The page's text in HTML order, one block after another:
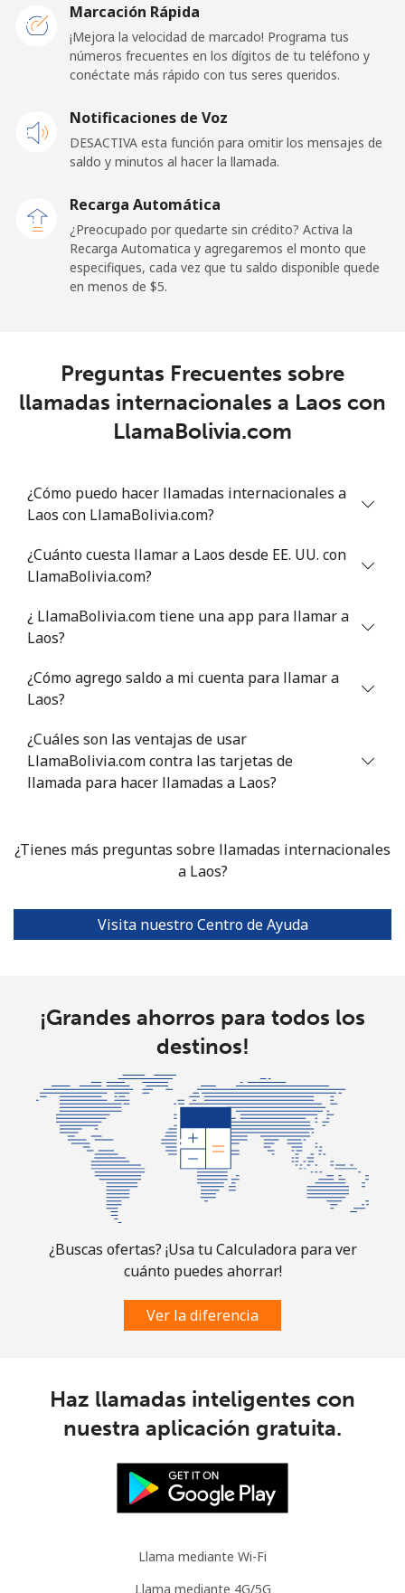
Línea fija ⁦69.9¢⁩ 14 min por ⁦$10⁩
⁦48.5¢⁩ 20 min por ⁦$10⁩
Celular ⁦39.9¢⁩ 25 min por ⁦$10⁩
Liechtenstein
Celular ⁦13.9¢⁩ 71 min por ⁦$10⁩
Lithuania
Celular ⁦5.9¢⁩ 169 min por ⁦$10⁩ ⁦6¢⁩
Luxembourg
Celular
Marcación Rápida
¡Mejora la velocidad de marcado! Programa tus
números frecuentes en los dígitos de tu teléfono y
conéctate más rápido con tus seres queridos.
Notificaciones de Voz
DESACTIVA esta función para omitir los mensajes de
saldo y minutos al hacer la llamada.
Recarga Automática
¿Preocupado por quedarte sin crédito? Activa la
Recarga Automatica y agregaremos el monto que
especifiques, cada vez que tu saldo disponible quede
en menos de ⁦$5⁩.
Preguntas Frecuentes sobre
llamadas internacionales a Laos con
LlamaBolivia.com
¿Cómo puedo hacer llamadas internacionales a
Laos con LlamaBolivia.com?
¿Cuánto cuesta llamar a Laos desde EE. UU. con
LlamaBolivia.com?
¿ LlamaBolivia.com tiene una app para llamar a
Laos?
¿Cómo agrego saldo a mi cuenta para llamar a
Laos?
¿Cuáles son las ventajas de usar
LlamaBolivia.com contra las tarjetas de
llamada para hacer llamadas a Laos?
¿Tienes más preguntas sobre llamadas internacionales
a Laos?
Visita nuestro Centro de Ayuda
¡Grandes ahorros para todos los
destinos!
¿Buscas ofertas? ¡Usa tu Calculadora para ver
cuánto puedes ahorrar!
Ver la diferencia
Haz llamadas inteligentes con
nuestra aplicación gratuita.
Llama mediante Wi-Fi
Llama mediante 4G/5G